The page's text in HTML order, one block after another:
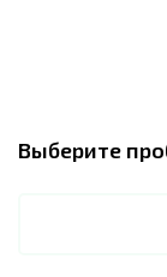
Выберите